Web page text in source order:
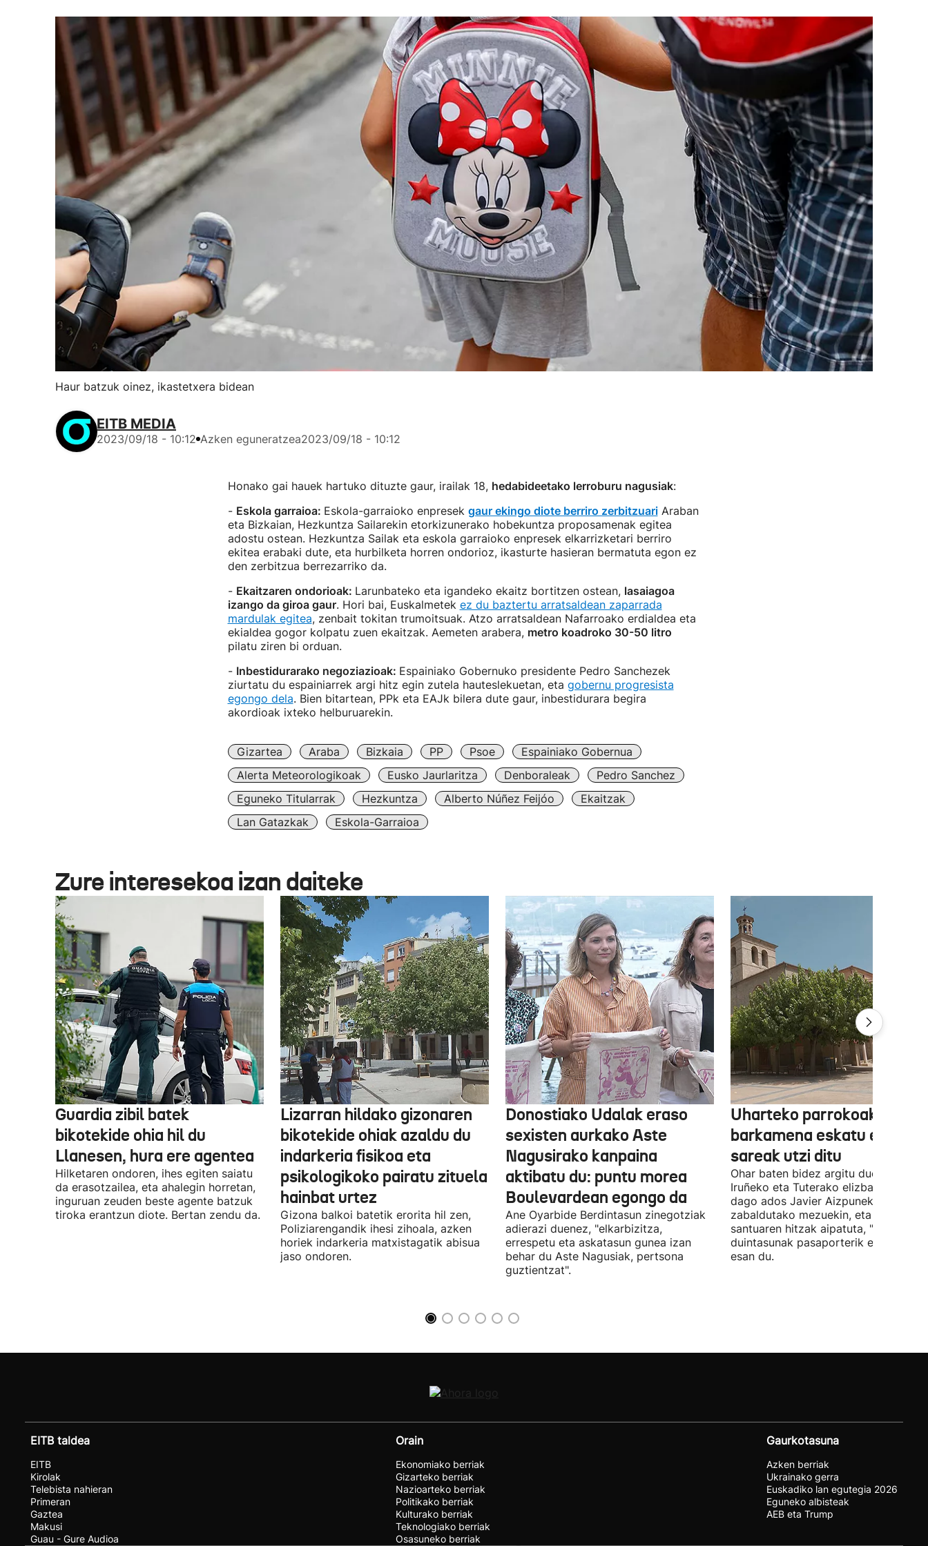
Haur batzuk oinez, ikastetxera bidean
EITB MEDIA
2023/09/18 - 10:12 Azken eguneratzea2023/09/18 - 10:12
Honako gai hauek hartuko dituzte gaur, irailak 18, hedabideetako lerroburu nagusiak:
- Eskola garraioa: Eskola-garraioko enpresek gaur ekingo diote berriro zerbitzuariAraban
eta Bizkaian, Hezkuntza Sailarekin etorkizunerako hobekuntza proposamenak egitea
adostu ostean. Hezkuntza Sailak eta eskola garraioko enpresek elkarrizketari berriro
ekitea erabaki dute, eta hurbilketa horren ondorioz, ikasturte hasieran bermatuta egon ez
den zerbitzua berrezarriko da.
- Ekaitzaren ondorioak: Larunbateko eta igandeko ekaitz bortitzen ostean, lasaiagoa
izango da giroa gaur. Hori bai, Euskalmetek ez du baztertu arratsaldean zaparrada
mardulak egitea, zenbait tokitan trumoitsuak. Atzo arratsaldean Nafarroako erdialdea eta
ekialdea gogor kolpatu zuen ekaitzak. Aemeten arabera, metro koadroko 30-50 litro
pilatu ziren bi orduan.
- Inbestidurarako negoziazioak: Espainiako Gobernuko presidente Pedro Sanchezek
ziurtatu du espainiarrek argi hitz egin zutela hauteslekuetan, eta gobernu progresista
egongo dela. Bien bitartean, PPk eta EAJk bilera dute gaur, inbestidurara begira
akordioak ixteko helburuarekin.
Gizartea Araba Bizkaia PP Psoe
Espainiako Gobernua
Alerta Meteorologikoak
Eusko Jaurlaritza Denboraleak
Pedro Sanchez
Eguneko Titularrak
Hezkuntza Alberto Núñez Feijóo
Ekaitzak
Lan Gatazkak
Eskola-Garraioa
Zure interesekoa izan daiteke
Guardia zibil batek
bikotekide ohia hil du
Llanesen, hura ere agentea
Hilketaren ondoren, ihes egiten saiatu
da erasotzailea, eta ahalegin horretan,
inguruan zeuden beste agente batzuk
tiroka erantzun diote. Bertan zendu da.
Lizarran hildako gizonaren
bikotekide ohiak azaldu du
indarkeria fisikoa eta
psikologikoko pairatu zituela
hainbat urtez
Gizona balkoi batetik erorita hil zen,
Poliziarengandik ihesi zihoala, azken
horiek indarkeria matxistagatik abisua
jaso ondoren.
Donostiako Udalak eraso
sexisten aurkako Aste
Nagusirako kanpaina
aktibatu du: puntu morea
Boulevardean egongo da
Ane Oyarbide Berdintasun zinegotziak
adierazi duenez, "elkarbizitza,
errespetu eta askatasun gunea izan
behar du Aste Nagusiak, pertsona
guztientzat".
Uharteko parrokoak
barkamena eskatu eta
sareak utzi ditu
Ohar baten bidez argitu duenez,
Iruñeko eta Tuterako elizbarrutia ez
dago ados Javier Aizpunek
zabaldutako mezuekin, eta aita
santuaren hitzak aipatuta, "giza
duintasunak pasaporterik ez" duela
esan du.
EITB taldea
EITB
Kirolak
Telebista nahieran
Primeran
Gaztea
Makusi
Guau - Gure Audioa
Orain
Ekonomiako berriak
Gizarteko berriak
Nazioarteko berriak
Politikako berriak
Kulturako berriak
Teknologiako berriak
Osasuneko berriak
Gaurkotasuna
Azken berriak
Ukrainako gerra
Euskadiko lan egutegia 2026
Eguneko albisteak
AEB eta Trump